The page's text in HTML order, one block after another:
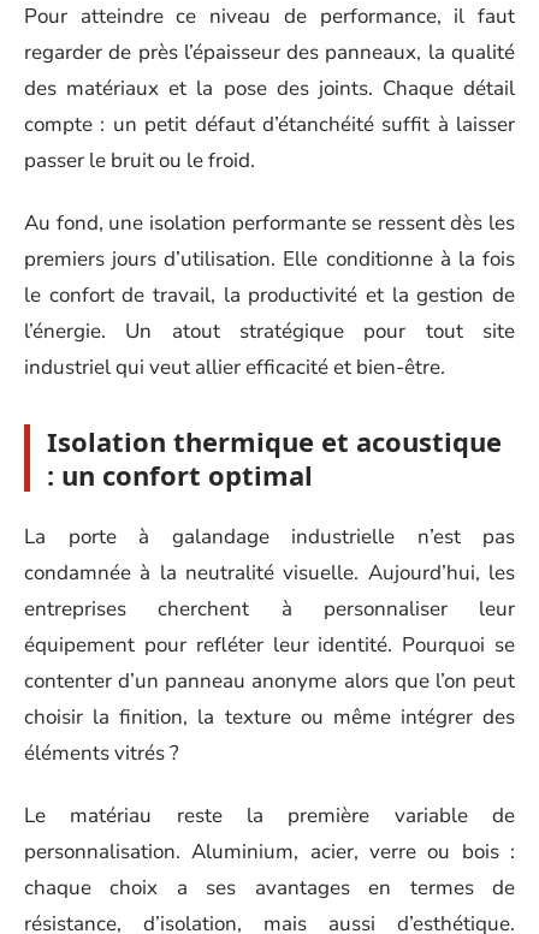
Pour atteindre ce niveau de performance, il faut
regarder de près l’épaisseur des panneaux, la qualité
des matériaux et la pose des joints. Chaque détail
compte : un petit défaut d’étanchéité suffit à laisser
passer le bruit ou le froid.
Au fond, une isolation performante se ressent dès les
premiers jours d’utilisation. Elle conditionne à la fois
le confort de travail, la productivité et la gestion de
l’énergie. Un atout stratégique pour tout site
industriel qui veut allier efficacité et bien-être.
Isolation thermique et acoustique
: un confort optimal
La porte à galandage industrielle n’est pas
condamnée à la neutralité visuelle. Aujourd’hui, les
entreprises cherchent à personnaliser leur
équipement pour refléter leur identité. Pourquoi se
contenter d’un panneau anonyme alors que l’on peut
choisir la finition, la texture ou même intégrer des
éléments vitrés ?
Le matériau reste la première variable de
personnalisation. Aluminium, acier, verre ou bois :
chaque choix a ses avantages en termes de
résistance, d’isolation, mais aussi d’esthétique.